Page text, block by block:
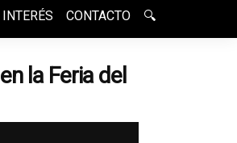
CONTACTO 🔍
la Feria del